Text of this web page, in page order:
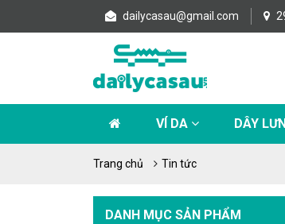
dailycasau@gmail.com
VÍ DA DÂY
Trang chủ Tin tức
DANH MỤC SẢN PHẨM